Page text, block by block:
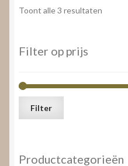
Toont alle 3 resultaten
Filter op prijs
Filter
Productcategorieën